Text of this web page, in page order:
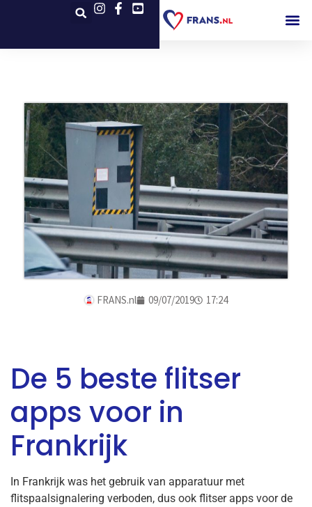
FRANS.nl 09/07/2019 17:24
De 5 beste flitser
apps voor in
Frankrijk
In Frankrijk was het gebruik van apparatuur met
flitspaalsignalering verboden, dus ook flitser apps voor de